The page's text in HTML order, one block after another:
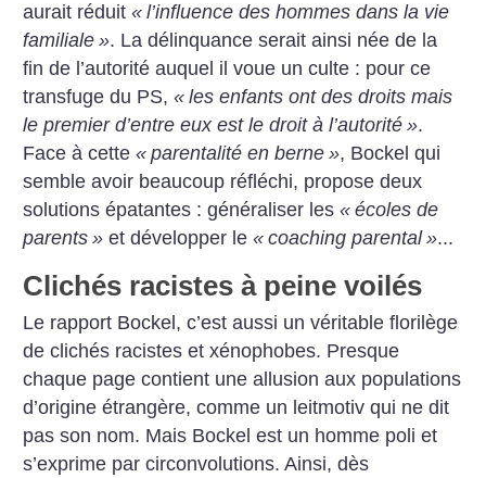
aurait réduit« l’influence des hommes dans la vie
familiale ». La délinquance serait ainsi née de la
fin de l’autorité auquel il voue un culte : pour ce
transfuge du PS,« les enfants ont des droits mais
le premier d’entre eux est le droit à l’autorité ».
Face à cette« parentalité en berne », Bockel qui
semble avoir beaucoup réfléchi, propose deux
solutions épatantes : généraliser les« écoles de
parents » et développer le« coaching parental »...
Clichés racistes à peine voilés
Le rapport Bockel, c’est aussi un véritable florilège
de clichés racistes et xénophobes. Presque
chaque page contient une allusion aux populations
d’origine étrangère, comme un leitmotiv qui ne dit
pas son nom. Mais Bockel est un homme poli et
s’exprime par circonvolutions.Ainsi, dès